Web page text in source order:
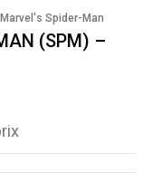
Marvel's Spider-Man
(SPM) –